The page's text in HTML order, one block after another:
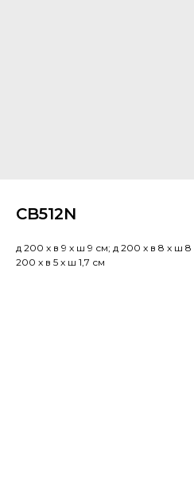
CB512N
д 200 x в 9 x ш 9 см; д 200 x в 8 x ш 8
200 x в 5 x ш 1,7 см